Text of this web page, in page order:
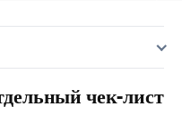
чек-лист